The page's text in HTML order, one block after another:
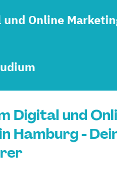
Online
Digital und
Hamburg -